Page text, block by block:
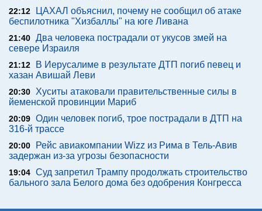
22:12
ЦАХАЛ объяснил, почему не сообщил об атаке
беспилотника "Хизбаллы" на юге Ливана
21:40 Два человека пострадали от укусов змей на
севере Израиля
21:12
В Иерусалиме в результате ДТП погиб певец и
хазан Авишай Леви
20:30
Хуситы атаковали правительственные силы в
йеменской провинции Мариб
20:09 Один человек погиб, трое пострадали в ДТП на
316-й трассе
20:00
Рейс авиакомпании Wizz из Рима в Тель-Авив
задержан из-за угрозы безопасности
19:04 Суд запретил Трампу продолжать строительство
бального зала Белого дома без одобрения Конгресса